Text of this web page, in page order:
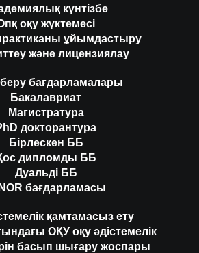
күнтізбе
оқу жүктемесі
практиканы ұйымдастыру
және лицензиялау
беру бағдарламалары
Бакалавриат
Магистратура
докторантура
Бірлескен ББ
дипломды ББ
Дуальді ББ
бағдарламасы
қамтамасыз ету
ОҚУ оқу әдістемелік
басып шығару жоспары